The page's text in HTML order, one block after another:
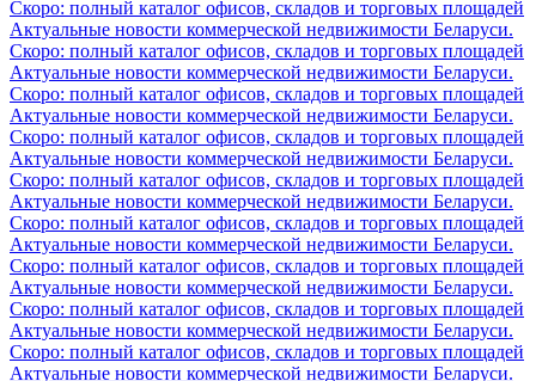
Скоро: полный каталог офисов, складов и торговых площадей
Актуальные новости коммерческой недвижимости Беларуси.
Скоро: полный каталог офисов, складов и торговых площадей
Актуальные новости коммерческой недвижимости Беларуси.
Скоро: полный каталог офисов, складов и торговых площадей
Актуальные новости коммерческой недвижимости Беларуси.
Скоро: полный каталог офисов, складов и торговых площадей
Актуальные новости коммерческой недвижимости Беларуси.
Скоро: полный каталог офисов, складов и торговых площадей
Актуальные новости коммерческой недвижимости Беларуси.
Скоро: полный каталог офисов, складов и торговых площадей
Актуальные новости коммерческой недвижимости Беларуси.
Скоро: полный каталог офисов, складов и торговых площадей
Актуальные новости коммерческой недвижимости Беларуси.
Скоро: полный каталог офисов, складов и торговых площадей
Актуальные новости коммерческой недвижимости Беларуси.
Скоро: полный каталог офисов, складов и торговых площадей
Актуальные новости коммерческой недвижимости Беларуси.